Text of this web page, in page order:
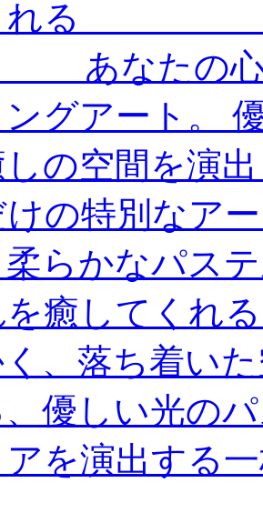
る ＿＿＿＿
＿＿ あなたの
グアート。
の空間を演
の特別なア
柔らかなパス
を癒してくれ
、落ち着い
優しい光の
を演出する